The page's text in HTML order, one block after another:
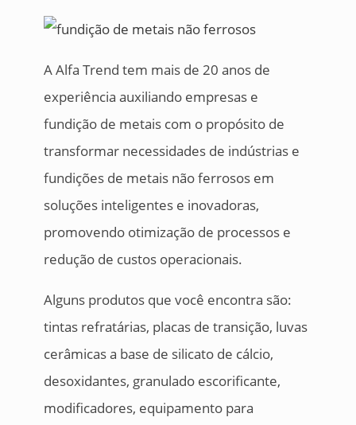
A Alfa Trend tem mais de 20 anos de
experiência auxiliando empresas e
fundição de metais com o propósito de
transformar necessidades de indústrias e
fundições de metais não ferrosos em
soluções inteligentes e inovadoras,
promovendo otimização de processos e
redução de custos operacionais.
Alguns produtos que você encontra são:
tintas refratárias, placas de transição, luvas
cerâmicas a base de silicato de cálcio,
desoxidantes, granulado escorificante,
modificadores, equipamento para